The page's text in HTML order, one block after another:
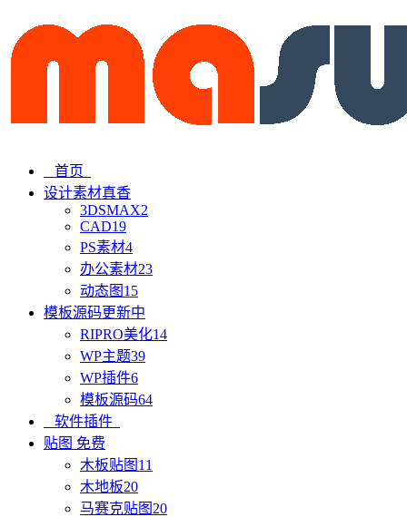
首页
设计素材真香
3DSMAX2
CAD19
PS素材4
办公素材23
动态图 15
模板源码更新中
RIPRO美化14
WP主题39
WP插件6
模板源码64
软件插件
贴图 免费
木板贴图 11
木地板20
马赛克贴图 20